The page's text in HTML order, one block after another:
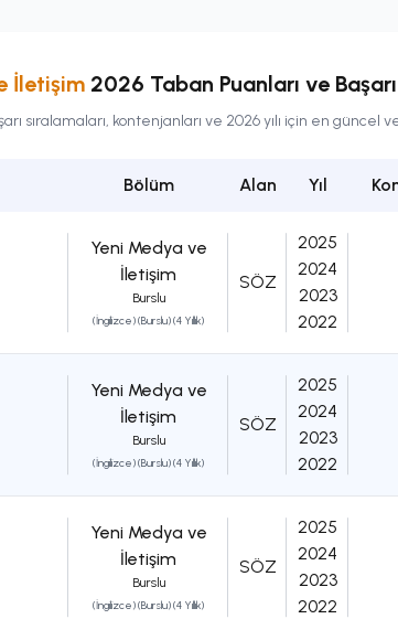
İletişim2026 Taban Puanları ve Başarı
sıralamaları, kontenjanları ve 2026 yılı için en güncel
Bölüm Alan Yıl
Yeni Medya ve
İletişim
Burslu
(İngilizce) (Burslu) (4 Yıllık)
SÖZ
2025
2024
2023
2022
Yeni Medya ve
İletişim
Burslu
(İngilizce) (Burslu) (4 Yıllık)
SÖZ
2025
2024
2023
2022
Yeni Medya ve
İletişim
Burslu
(İngilizce) (Burslu) (4 Yıllık)
SÖZ
2025
2024
2023
2022